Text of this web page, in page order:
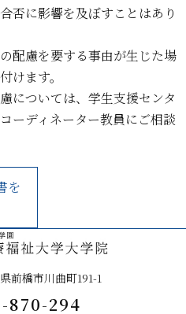
否に影響を及ぼすことはあり
配慮を要する事由が生じた場
けます。
については、学生支援センタ
ーディネーター教員にご相談
を
前橋市川曲町191-1
870-294